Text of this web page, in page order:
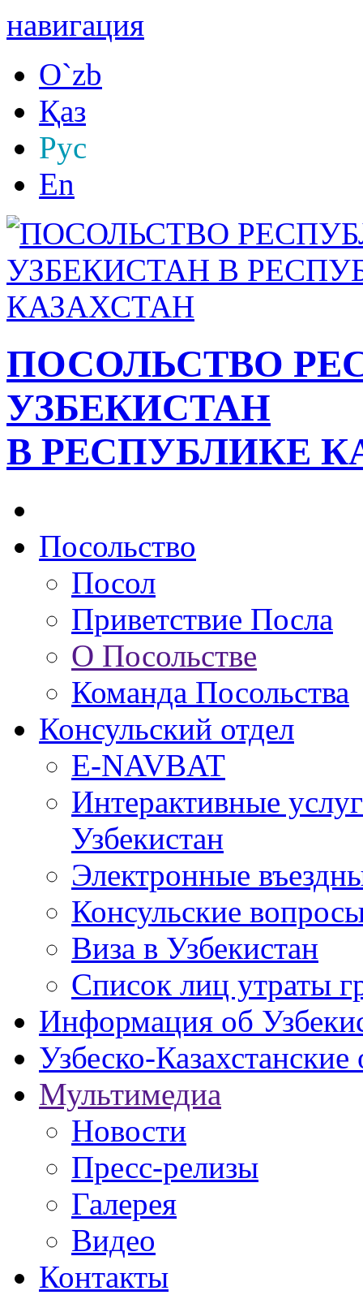
навигация
O`zb
Қаз
Рус
En
ПОСОЛЬСТВО
УЗБЕКИСТАН
В РЕСПУБЛИКЕ
Посольство
Посол
Приветствие Посла
О Посольстве
Команда Посольства
Консульский отдел
E-NAVBAT
Интерактивные
Узбекистан
Электронные
Консульские
Виза в Узбекистан
Список лиц утраты
Информация об
Узбеско-
Мультимедиа
Новости
Пресс-релизы
Галерея
Видео
Контакты